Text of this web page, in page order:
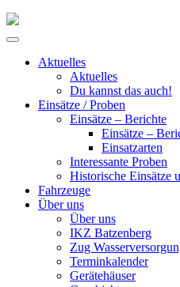
Skip
Primary
Aktuelles
Aktuelles
Du kannst das auch!
Einsätze / Proben
Einsätze – Berichte
Einsätze –
Einsatzarten
Interessante Proben
Historische Einsätze
Fahrzeuge
Über uns
Über uns
IKZ Batzenberg
Zug
Terminkalender
Gerätehäuser